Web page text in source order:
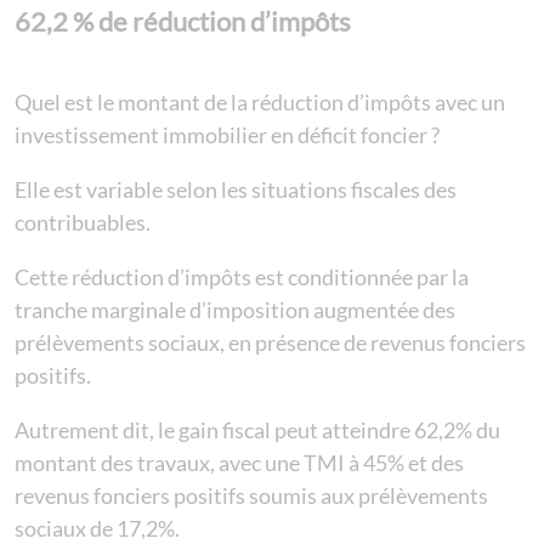
62,2 % de réduction d’impôts
Quel est le montant de la réduction d’impôts avec un
investissement immobilier en déficit foncier ?
Elle est variable selon les situations fiscales des
contribuables.
Cette réduction d’impôts est conditionnée par la
tranche marginale d’imposition augmentée des
prélèvements sociaux, en présence de revenus fonciers
positifs.
Autrement dit, le gain fiscal peut atteindre 62,2% du
montant des travaux, avec une TMI à 45% et des
revenus fonciers positifs soumis aux prélèvements
sociaux de 17,2%.